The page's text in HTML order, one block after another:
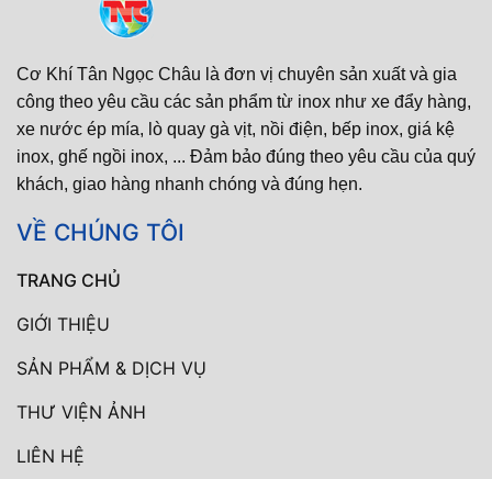
Cơ Khí Tân Ngọc Châu là đơn vị chuyên sản xuất và gia
công theo yêu cầu các sản phẩm từ inox như xe đẩy hàng,
xe nước ép mía, lò quay gà vịt, nồi điện, bếp inox, giá kệ
inox, ghế ngồi inox, ... Đảm bảo đúng theo yêu cầu của quý
khách, giao hàng nhanh chóng và đúng hẹn.
VỀ CHÚNG TÔI
TRANG CHỦ
GIỚI THIỆU
SẢN PHẨM & DỊCH VỤ
THƯ VIỆN ẢNH
LIÊN HỆ